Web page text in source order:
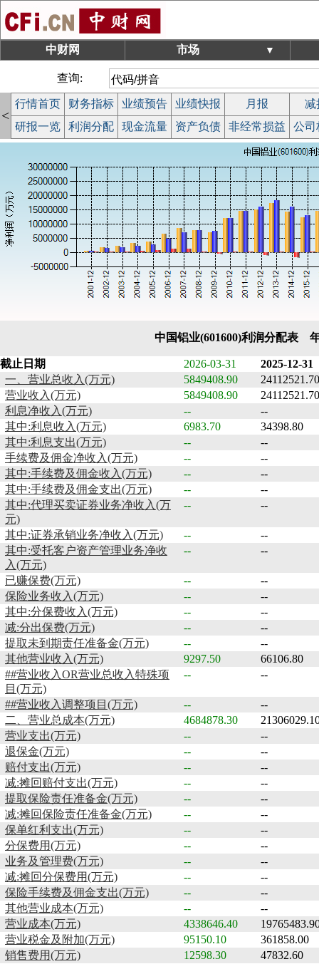
中财网 市场 ▼
查询:
<
行情首页 财务指标 业绩预告 业绩快报 月报
减
研报一览
利润分配 现金流量 资产负债 非经常损益 公司
中国铝业(601600)利润分配表
截止日期 2026-03-31
2025-12-31
一、营业总收入(万元)
5849408.90
24112521.70
营业收入(万元)
5849408.90
24112521.70
利息净收入(万元)
--
--
其中:利息收入(万元)
6983.70
34398.80
其中:利息支出(万元)
--
--
手续费及佣金净收入(万元)
--
--
其中:手续费及佣金收入(万元)
--
--
其中:手续费及佣金支出(万元)
--
--
其中:代理买卖证券业务净收入(万
元)
-- --
其中:证券承销业务净收入(万元) --
--
其中:受托客户资产管理业务净收
入(万元)
-- --
已赚保费(万元) --
--
保险业务收入(万元)
--
--
其中:分保费收入(万元)
--
--
减:分出保费(万元)
--
--
提取未到期责任准备金(万元)
--
--
其他营业收入(万元)
9297.50
66106.80
##营业收入OR营业总收入特殊项
目(万元)
-- --
##营业收入调整项目(万元) --
--
二、营业总成本(万元)
4684878.30
营业支出(万元)
--
--
退保金(万元)
--
--
赔付支出(万元)
--
--
减:摊回赔付支出(万元)
--
--
提取保险责任准备金(万元)
--
--
减:摊回保险责任准备金(万元)
--
--
保单红利支出(万元)
--
--
分保费用(万元)
--
--
业务及管理费(万元)
--
--
减:摊回分保费用(万元)
--
--
保险手续费及佣金支出(万元)
--
--
其他营业成本(万元)
--
--
营业成本(万元)
4338646.40
营业税金及附加(万元)
95150.10
361858.00
销售费用(万元)
12598.30
47832.60